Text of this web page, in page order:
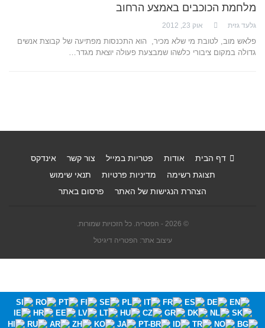
מלחמת הכוכבים באמצע הרחוב
גלעד גזית אוק 23, 2012
פלאש מוב, לטובת מי שלא מכיר, הוא התכנסות מפתיעה של קבוצת אנשים
גדולה במקום ציבורי כלשהו שמבצעת פעולה יוצאת מגדר…
דף הבית אודות פטריות במייל צור קשר
אינדקס
תצוגת רשימה
מדיניות פרטיות
תנאי שימוש
הצהרת הנגישות של האתר
פרסום באתר
© 2026 - הפטריה. כל הזכויות שמורות.
עיצוב אתר: הפטריה דיגיטל